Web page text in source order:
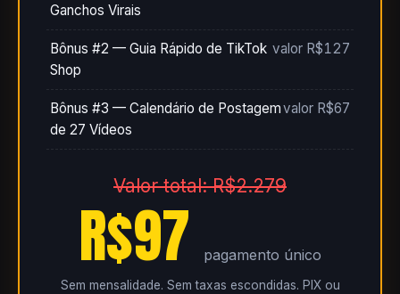
Ganchos Virais
Bônus #2 — Guia Rápido de TikTok
Shop
valor R$127
Bônus #3 — Calendário de Postagem
de 27 Vídeos
valor R$67
Valor total: R$2.279
R$97 pagamento único
Sem mensalidade. Sem taxas escondidas. PIX ou